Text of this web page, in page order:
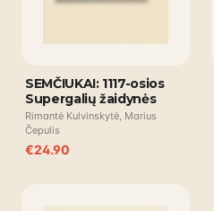
SEMČIUKAI: 1117-osios
Supergalių žaidynės
Rimantė Kulvinskytė, Marius
Čepulis
€24.90